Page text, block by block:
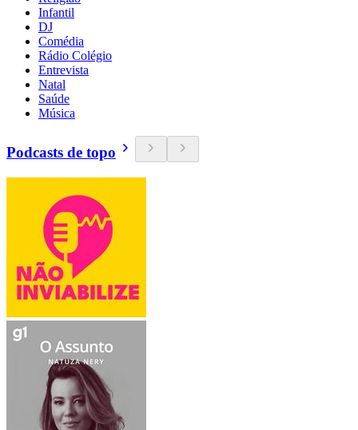
Infantil
DJ
Comédia
Rádio Colégio
Entrevista
Natal
Saúde
Música
Podcasts de topo